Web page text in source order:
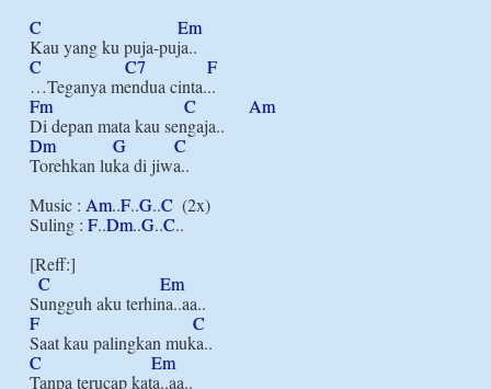
C
Em
C
C7
F
Fm
C
Am
Dm
G
C
Torehkan luka di jiwa..
Music : Am..F..G..C
  (2x)
Suling : F..Dm..G..C..
[Reff:]
C
Em
F
C
C
Em